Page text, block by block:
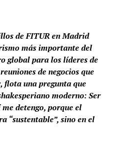
de FITUR en Madrid
más importante del
global para los líderes de
de negocios que
flota una pregunta que
moderno: Ser
detengo, porque el
“sustentable”, sino en el